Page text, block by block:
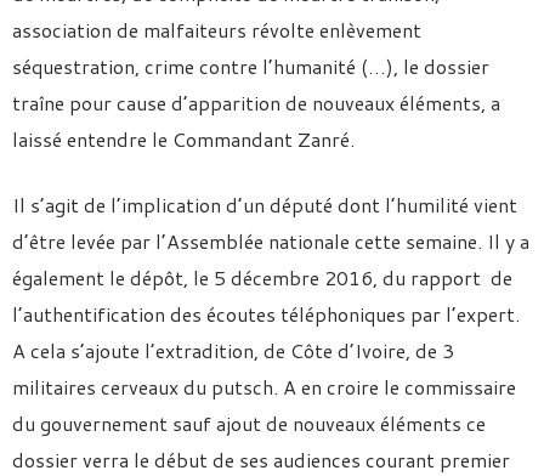
association de malfaiteurs révolte enlèvement
séquestration, crime contre l’humanité (…), le dossier
traîne pour cause d’apparition de nouveaux éléments, a
laissé entendre le Commandant Zanré.
Il s’agit de l’implication d’un député dont l’humilité vient
d’être levée par l’Assemblée nationale cette semaine. Il y a
également le dépôt, le 5 décembre 2016, du rapport de
l’authentification des écoutes téléphoniques par l’expert.
A cela s’ajoute l’extradition, de Côte d’Ivoire, de 3
militaires cerveaux du putsch. A en croire le commissaire
du gouvernement sauf ajout de nouveaux éléments ce
dossier verra le début de ses audiences courant premier